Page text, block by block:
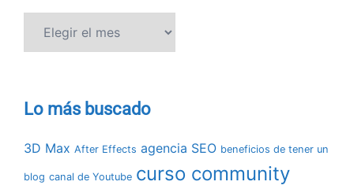
Lo más buscado
3D Max After Effects agencia SEO beneficios de tener un
blog canal de Youtube curso community